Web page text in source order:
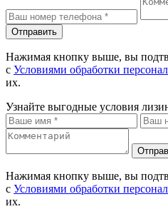
Отправить
Нажимая кнопку выше, вы
с Условиями обработки
их.
Узнайте выгодные условия
Нажимая кнопку выше, вы
с Условиями обработки
их.